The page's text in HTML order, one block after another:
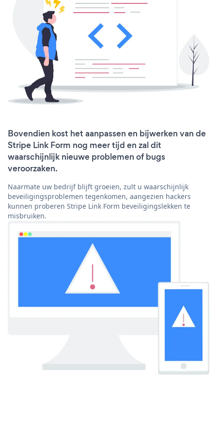
Bovendien kost het aanpassen en bijwerken van de
Stripe Link Form nog meer tijd en zal dit
waarschijnlijk nieuwe problemen of bugs
veroorzaken.
Naarmate uw bedrijf blijft groeien, zult u waarschijnlijk
beveiligingsproblemen tegenkomen, aangezien hackers
kunnen proberen Stripe Link Form beveiligingslekken te
misbruiken.